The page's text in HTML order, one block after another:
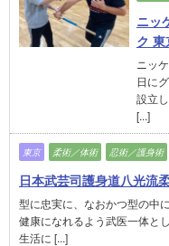
ニッ
ク
ニッ
日に
設立
[...]
東京 柔術／体術 忍術／護身術
日本武芸司護身道八光
型に忠実に、なおかつ型の中
健康になれるよう武医一体と
生活に [...]